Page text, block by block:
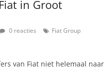
in Groot
0 reacties
Fiat Group
van Fiat niet helemaal naar